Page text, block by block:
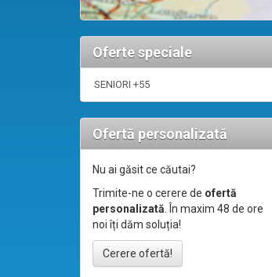
Oferte speciale
SENIORI +55
Ofertă personalizată
Nu ai găsit ce căutai?
Trimite-ne o cerere de ofertă
personalizată. În maxim 48 de ore
noi îți dăm soluția!
Cerere ofertă!